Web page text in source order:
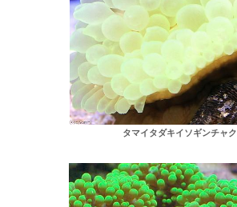
タマイタダキイソギンチャク